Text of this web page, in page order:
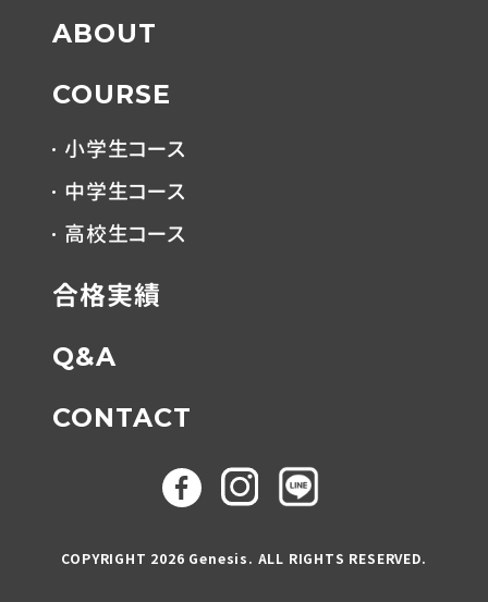
コチラ
ABOUT
COURSE
小学生コース
中学生コース
高校生コース
合格実績
Q&A
CONTACT
COPYRIGHT 2026 Genesis. ALL RIGHTS RESERVED.